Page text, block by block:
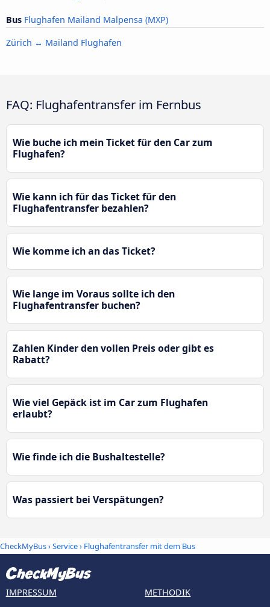
Bus Flughafen Mailand Malpensa (MXP)
Zürich ↔ Mailand Flughafen
FAQ: Flughafentransfer im Fernbus
Wie buche ich mein Ticket für den Car zum
Flughafen?
Wie kann ich für das Ticket für den
Flughafentransfer bezahlen?
Wie komme ich an das Ticket?
Wie lange im Voraus sollte ich den
Flughafentransfer buchen?
Zahlen Kinder den vollen Preis oder gibt es
Rabatt?
Wie viel Gepäck ist im Car zum Flughafen
erlaubt?
Wie finde ich die Bushaltestelle?
Was passiert bei Verspätungen?
CheckMyBus› Service › Flughafentransfer mit dem Bus
IMPRESSUM
METHODIK